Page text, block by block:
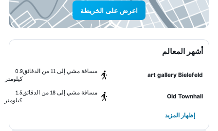
اعرض على الخريطة
أشهر المعالم
art gallery Bielefeld
مسافة مشي إلى 11 من الدقائق
0.9
كيلومتر
Old Townhall
مسافة مشي إلى 18 من الدقائق
1.5
كيلومتر
إظهار المزيد